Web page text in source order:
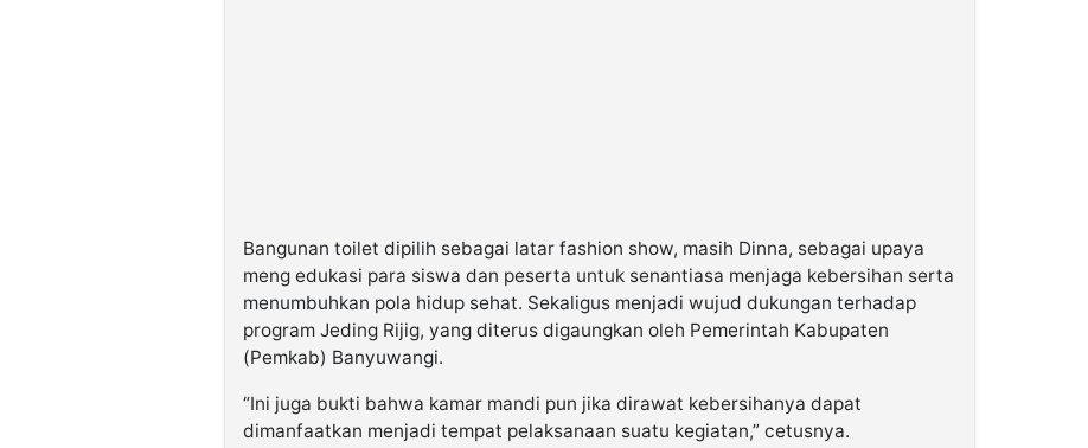
Bangunan toilet dipilih sebagai latar fashion show, masih Dinna, sebagai upaya
meng edukasi para siswa dan peserta untuk senantiasa menjaga kebersihan serta
menumbuhkan pola hidup sehat. Sekaligus menjadi wujud dukungan terhadap
program Jeding Rijig, yang diterus digaungkan oleh Pemerintah Kabupaten
(Pemkab) Banyuwangi.
“Ini juga bukti bahwa kamar mandi pun jika dirawat kebersihanya dapat
dimanfaatkan menjadi tempat pelaksanaan suatu kegiatan,” cetusnya.